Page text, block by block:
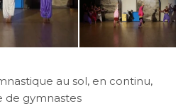
au sol, en continu,
de gymnastes